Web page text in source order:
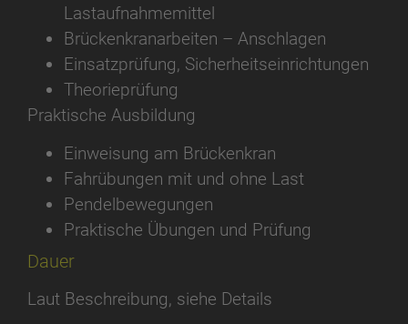
Lastaufnahmemittel
Brückenkranarbeiten – Anschlagen
Einsatzprüfung, Sicherheitseinrichtungen
Theorieprüfung
Praktische Ausbildung
Einweisung am Brückenkran
Fahrübungen mit und ohne Last
Pendelbewegungen
Praktische Übungen und Prüfung
Dauer
Laut Beschreibung, siehe Details